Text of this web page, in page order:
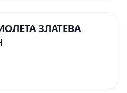
ЗЛАТЕВА